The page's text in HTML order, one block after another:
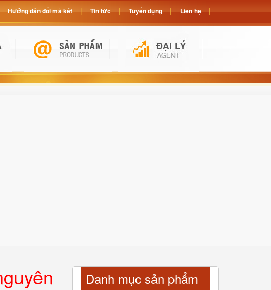
Danh mục sản phẩm
Hướng dẫn đổi mã két Tin tức Tuyển dụng Liên hệ